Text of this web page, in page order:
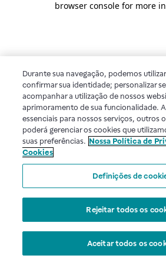
browser console for more
Durante sua navegação, podemos
confirmar sua identidade; personalizar
acompanhar a utilização de nossos
aprimoramento de sua funcionalidade.
essenciais para nossos serviços, outros
poderá gerenciar os cookies que
suas preferências. Nossa Política de
Cookies
Definições de
Rejeitar todos os
Aceitar todos os